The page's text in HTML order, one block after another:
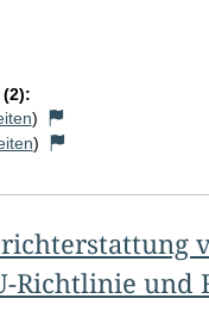
)
)
Richtlinie